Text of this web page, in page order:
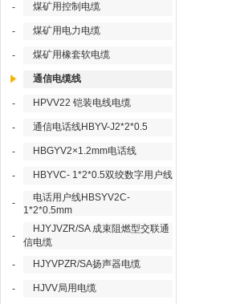
- 煤矿用控制电缆
- 煤矿用电力电缆
- 煤矿用橡套软电缆
通信电缆线
- HPVV22 铠装电线电缆
- 通信电话线HBYV-J2*2*0.5
- HBGYV2×1.2mm电话线
- HBYVC- 1*2*0.5双绞数字用户线
-
电话用户线HBSYV2C-
1*2*0.5mm
-
HJYJVZR/SA 成束阻燃型交联通
信电缆
-
HJYVPZR/SA扬声器电缆
- HJVV局用电缆